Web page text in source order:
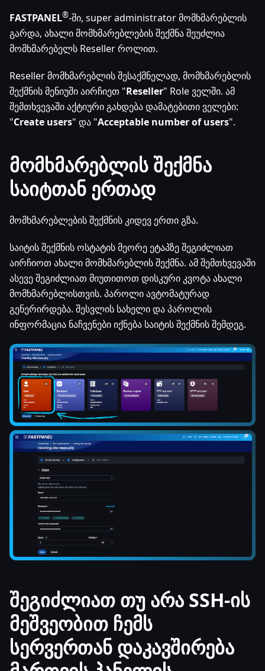
FASTPANEL®-ში, super administrator მომხმარებლის
გარდა, ახალი მომხმარებლების შექმნა შეუძლია
მომხმარებელს Reseller როლით.
Reseller მომხმარებლის შესაქმნელად, მომხმარებლის
შექმნის მენიუში აირჩიეთ "Reseller" Role ველში. ამ
შემთხვევაში აქტიური გახდება დამატებითი ველები:
"Create users" და "Acceptable number of users".
მომხმარებლის შექმნა
საიტთან ერთად
მომხმარებლების შექმნის კიდევ ერთი გზა.
საიტის შექმნის ოსტატის მეორე ეტაპზე შეგიძლიათ
აირჩიოთ ახალი მომხმარებლის შექმნა. ამ შემთხვევაში
ასევე შეგიძლიათ მიუთითოთ დისკური კვოტა ახალი
მომხმარებლისთვის. პაროლი ავტომატურად
გენერირდება. შესვლის სახელი და პაროლის
ინფორმაცია ნაჩვენები იქნება საიტის შექმნის შემდეგ.
შეგიძლიათ თუ არა SSH-ის
მეშვეობით ჩემს
სერვერთან დაკავშირება